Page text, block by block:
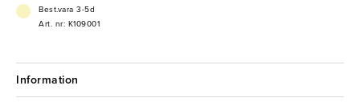
- Polypropylen
- Stilren
Best.vara 3-5d
Art. nr: K109001
Information